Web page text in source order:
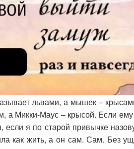
львами, а мышек –
а Микки-Маус – крысой. Если
я по старой привычке
как жить, а он сам. Сам. Без